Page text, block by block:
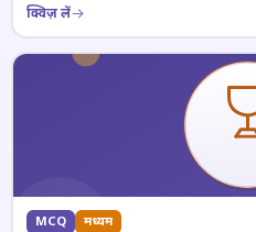
क्विज़ लें
MCQ मध्यम